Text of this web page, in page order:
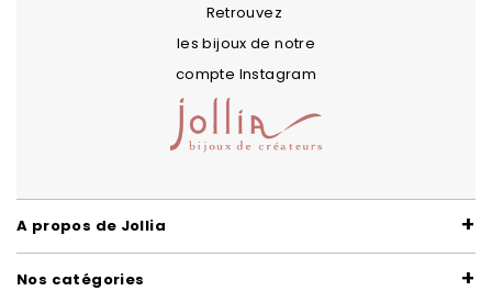
Retrouvez
les bijoux de notre
compte Instagram
A propos de Jollia
Nos catégories